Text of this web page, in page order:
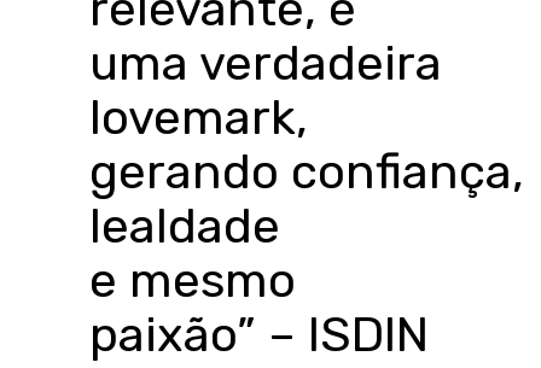
uma verdadeira
lovemark,
gerando confiança,
lealdade
e mesmo
paixão” – ISDIN